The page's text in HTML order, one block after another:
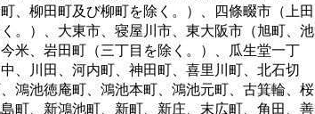
、柳田町及び柳町を除く。）、四條畷市（上田
。）、大東市、寝屋川市、東大阪市（旭町、池
米、岩田町（三丁目を除く。）、瓜生堂一丁
、川田、河内町、神田町、喜里川町、北石切
鴻池徳庵町、鴻池本町、鴻池元町、古箕輪、桜
町、新鴻池町、新町、新庄、末広町、角田、善